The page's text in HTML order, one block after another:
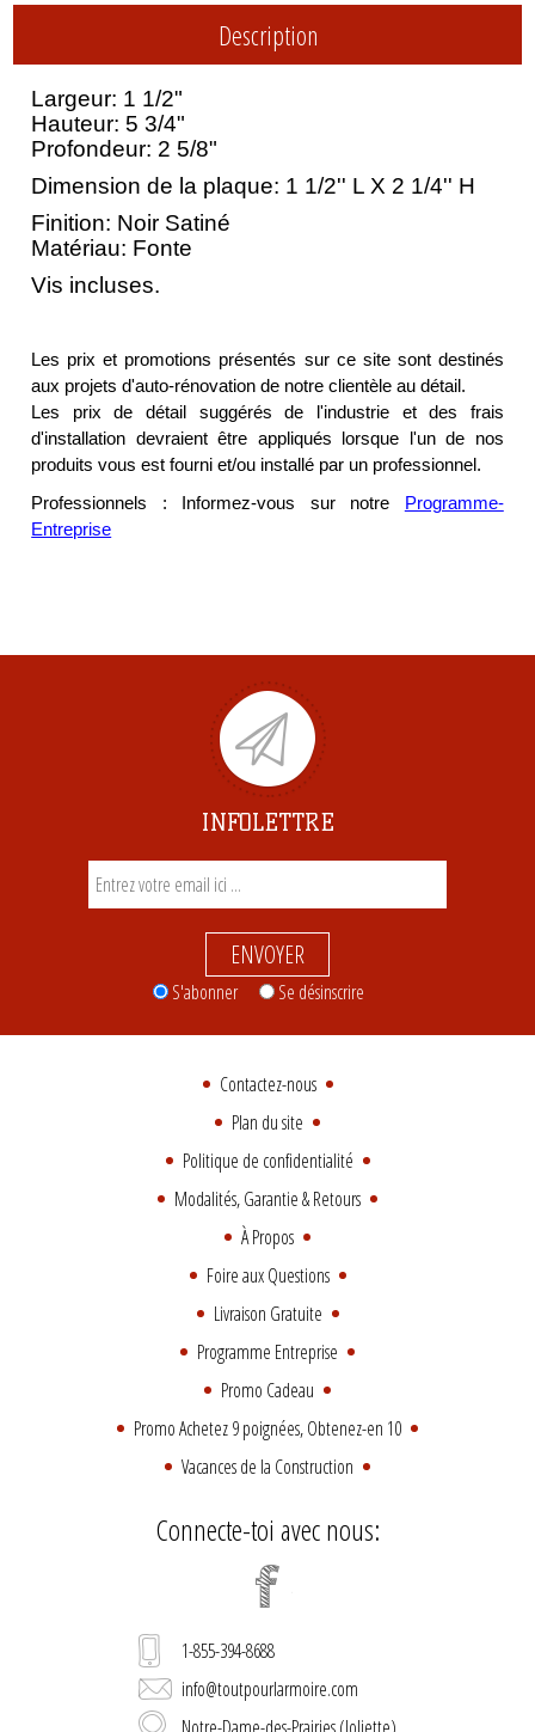
Description
Largeur: 1 1/2"
Hauteur: 5 3/4"
Profondeur: 2 5/8"
Dimension de la plaque: 1 1/2'' L X 2 1/4'' H
Finition: Noir Satiné
Matériau: Fonte
Vis incluses.
Les prix et promotions présentés sur ce site sont destinés
aux projets d'auto-rénovation de notre clientèle au détail.
Les prix de détail suggérés de l'industrie et des frais
d'installation devraient être appliqués lorsque l'un de nos
produits vous est fourni et/ou installé par un professionnel.
Professionnels : Informez-vous sur notre
Programme-
Entreprise
INFOLETTRE
ENVOYER
S'abonner Se désinscrire
Contactez-nous
Plan du site
Politique de confidentialité
Modalités, Garantie & Retours
À Propos
Foire aux Questions
Livraison Gratuite
Programme Entreprise
Promo Cadeau
Promo Achetez 9 poignées, Obtenez-en 10
Vacances de la Construction
Connecte-toi avec nous:
1-855-394-8688
info@toutpourlarmoire.com
Notre-Dame-des-Prairies (Joliette)